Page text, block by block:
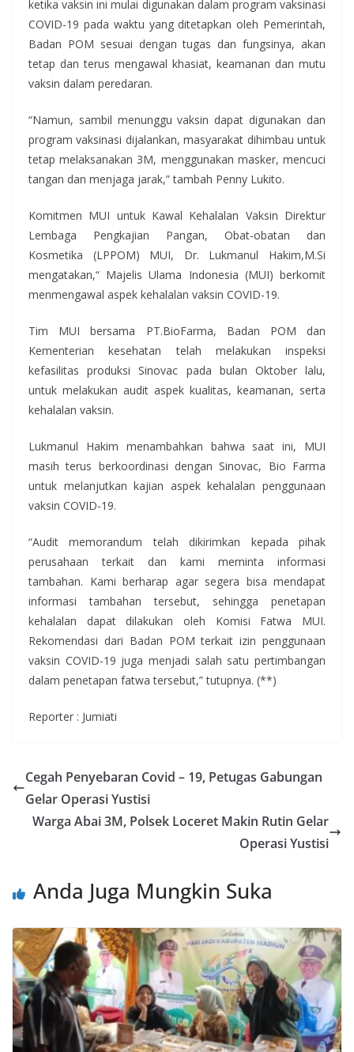
ketika vaksin ini mulai digunakan dalam program vaksinasi
COVID-19 pada waktu yang ditetapkan oleh Pemerintah,
Badan POM sesuai dengan tugas dan fungsinya, akan
tetap dan terus mengawal khasiat, keamanan dan mutu
vaksin dalam peredaran.
“Namun, sambil menunggu vaksin dapat digunakan dan
program vaksinasi dijalankan, masyarakat dihimbau untuk
tetap melaksanakan 3M, menggunakan masker, mencuci
tangan dan menjaga jarak,” tambah Penny Lukito.
Komitmen MUI untuk Kawal Kehalalan Vaksin Direktur
Lembaga Pengkajian Pangan, Obat-obatan dan
Kosmetika (LPPOM) MUI, Dr. Lukmanul Hakim,M.Si
mengatakan,“ Majelis Ulama Indonesia (MUI) berkomit
menmengawal aspek kehalalan vaksin COVID-19.
Tim MUI bersama PT.BioFarma, Badan POM dan
Kementerian kesehatan telah melakukan inspeksi
kefasilitas produksi Sinovac pada bulan Oktober lalu,
untuk melakukan audit aspek kualitas, keamanan, serta
kehalalan vaksin.
Lukmanul Hakim menambahkan bahwa saat ini, MUI
masih terus berkoordinasi dengan Sinovac, Bio Farma
untuk melanjutkan kajian aspek kehalalan penggunaan
vaksin COVID-19.
“Audit memorandum telah dikirimkan kepada pihak
perusahaan terkait dan kami meminta informasi
tambahan. Kami berharap agar segera bisa mendapat
informasi tambahan tersebut, sehingga penetapan
kehalalan dapat dilakukan oleh Komisi Fatwa MUI.
Rekomendasi dari Badan POM terkait izin penggunaan
vaksin COVID-19 juga menjadi salah satu pertimbangan
dalam penetapan fatwa tersebut,” tutupnya. (**)
Reporter : Jumiati
Cegah Penyebaran Covid – 19, Petugas Gabungan
Gelar Operasi Yustisi
Warga Abai 3M, Polsek Loceret Makin Rutin Gelar
Operasi Yustisi
Anda Juga Mungkin Suka